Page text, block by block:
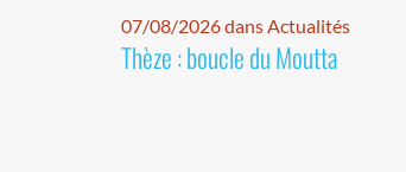
07/08/2026 dans Actualités
Thèze : boucle du Moutta